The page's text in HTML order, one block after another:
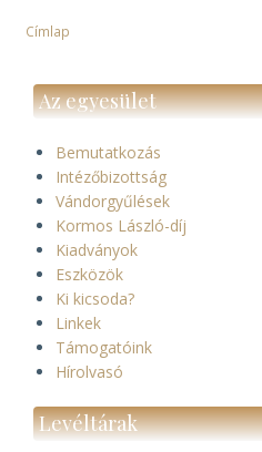
Morzsa
Címlap
Az egyesület
Bemutatkozás
Intézőbizottság
Vándorgyűlések
Kormos László-díj
Kiadványok
Eszközök
Ki kicsoda?
Linkek
Támogatóink
Hírolvasó
Levéltárak